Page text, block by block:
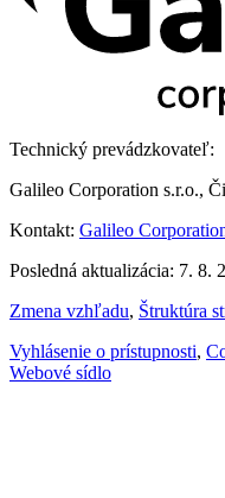
Technický prevádzkovateľ:
Galileo Corporation s.r.o.,
Kontakt: Galileo
Posledná aktualizácia: 7. 8.
Zmena vzhľadu, Štruktúra
Vyhlásenie o prístupnosti,
Webové sídlo